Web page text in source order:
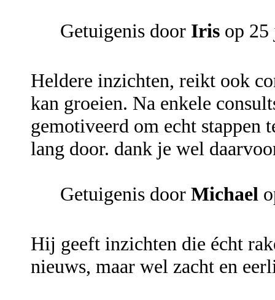
Getuigenis door Iris op 25
Heldere inzichten, reikt ook
kan groeien. Na enkele
gemotiveerd om echt stappen
lang door. dank je wel
Getuigenis door Michael
Hij geeft inzichten die écht
nieuws, maar wel zacht en